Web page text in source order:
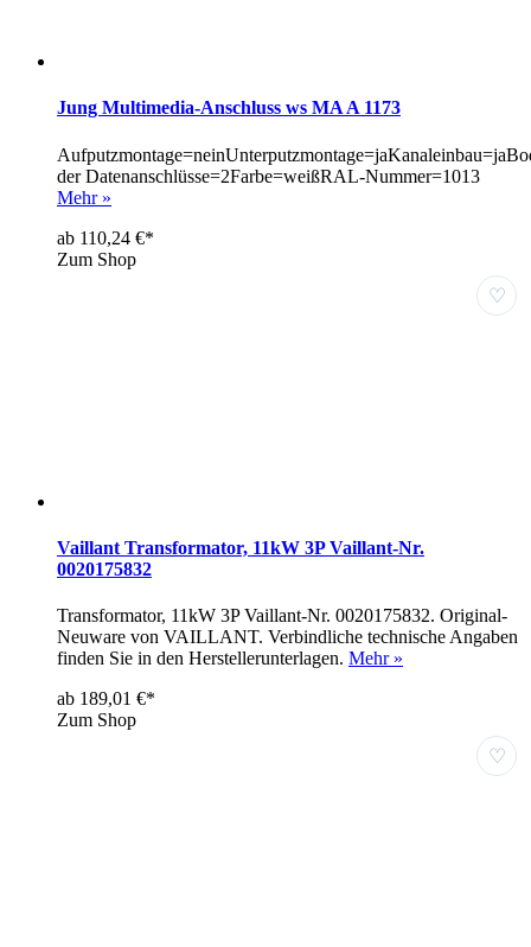
Jung Multimedia-Anschluss ws MA A 1173
der Datenanschlüsse=2Farbe=weißRAL-Nummer=1013
Mehr »
ab 110,24 €*
Zum Shop
♡
Vaillant Transformator, 11kW 3P Vaillant-Nr.
0020175832
Transformator, 11kW 3P Vaillant-Nr. 0020175832. Original-
Neuware von VAILLANT. Verbindliche technische Angaben
finden Sie in den Herstellerunterlagen. Mehr »
ab 189,01 €*
Zum Shop
♡